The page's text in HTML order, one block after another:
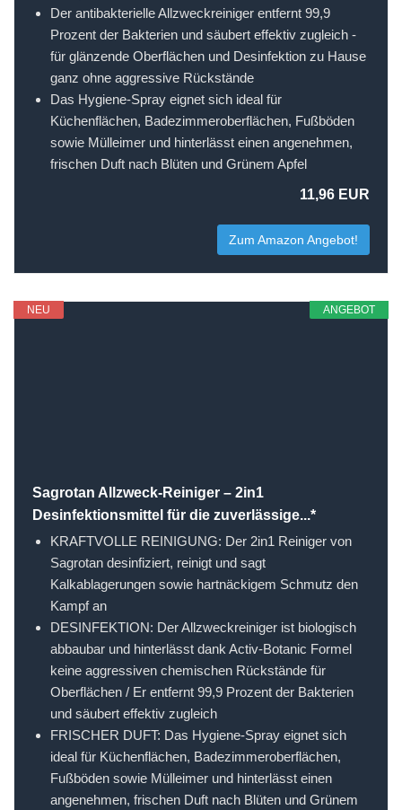
Der antibakterielle Allzweckreiniger entfernt 99,9
Prozent der Bakterien und säubert effektiv zugleich -
für glänzende Oberflächen und Desinfektion zu Hause
ganz ohne aggressive Rückstände
Das Hygiene-Spray eignet sich ideal für
Küchenflächen, Badezimmeroberflächen, Fußböden
sowie Mülleimer und hinterlässt einen angenehmen,
frischen Duft nach Blüten und Grünem Apfel
11,96 EUR
Zum Amazon Angebot!
ANGEBOT
NEU
Sagrotan Allzweck-Reiniger – 2in1
Desinfektionsmittel für die zuverlässige...*
KRAFTVOLLE REINIGUNG: Der 2in1 Reiniger von
Sagrotan desinfiziert, reinigt und sagt
Kalkablagerungen sowie hartnäckigem Schmutz den
Kampf an
DESINFEKTION: Der Allzweckreiniger ist biologisch
abbaubar und hinterlässt dank Activ-Botanic Formel
keine aggressiven chemischen Rückstände für
Oberflächen / Er entfernt 99,9 Prozent der Bakterien
und säubert effektiv zugleich
FRISCHER DUFT: Das Hygiene-Spray eignet sich
ideal für Küchenflächen, Badezimmeroberflächen,
Fußböden sowie Mülleimer und hinterlässt einen
angenehmen, frischen Duft nach Blüten und Grünem